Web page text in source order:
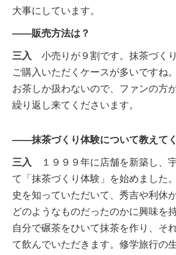
大事にしています。
――販売方法は？
三入
小売りが９割です。抹茶づく
ご購入いただくケースが多いですね
お茶しか扱わないので、ファンの方
繰り返し来てくださいます。
――抹茶づくり体験について教えてく
三入
１９９９年に店舗を新築し、
て「抹茶づくり体験」を始めました
史を知っていただいて、秀吉や利休
どのようなものだったのかに興味を
自分で碾茶をひいて抹茶を作り、そ
て飲んでいただきます。修学旅行の